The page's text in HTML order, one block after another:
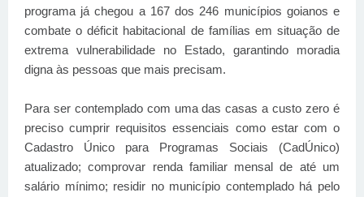
programa já chegou a 167 dos 246 municípios goianos e
combate o déficit habitacional de famílias em situação de
extrema vulnerabilidade no Estado, garantindo moradia
digna às pessoas que mais precisam.
Para ser contemplado com uma das casas a custo zero é
preciso cumprir requisitos essenciais como estar com o
Cadastro Único para Programas Sociais (CadÚnico)
atualizado; comprovar renda familiar mensal de até um
salário mínimo; residir no município contemplado há pelo